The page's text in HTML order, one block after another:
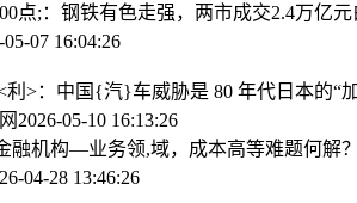
点;：钢铁有色走强，两市成交2.4万亿元
05-07 16:04:26
利>：中国{汽}车威胁是 80 年代日本的“
2026-05-10 16:13:26
融机构—业务领,域，成本高等难题何解
04-28 13:46:26